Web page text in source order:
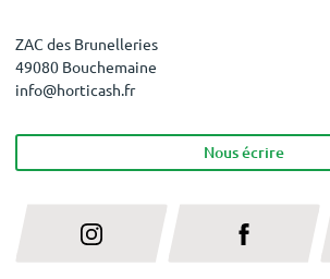
ZAC des Brunelleries
49080 Bouchemaine
info@horticash.fr
Nous écrire